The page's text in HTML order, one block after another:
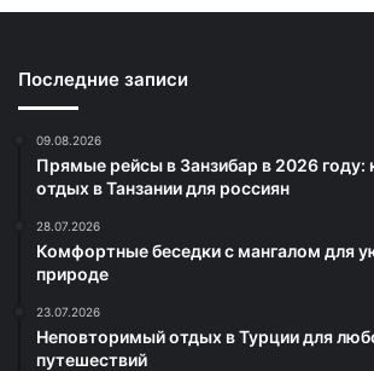
Последние записи
09.08.2026
Прямые рейсы в Занзибар в 2026 году:
отдых в Танзании для россиян
28.07.2026
Комфортные беседки с мангалом для
природе
23.07.2026
Неповторимый отдых в Турции для
путешествий